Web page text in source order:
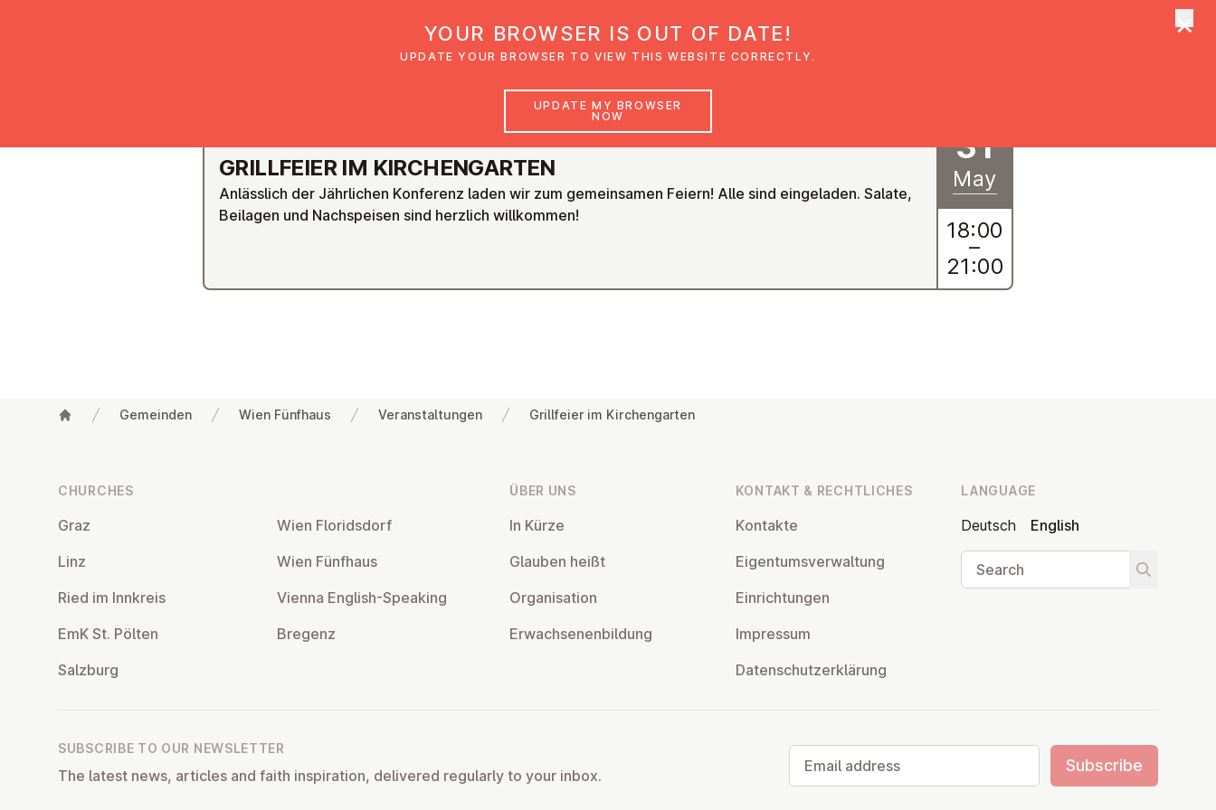
Gemeinden Glaubensimpulse News Veranstaltungen
GRILL­FEI­ER IM KIRCHENGARTEN
Anlässlich der Jährlichen Konferenz laden wir zum gemeinsamen Feiern! Alle sind eingeladen. Salate,
Beilagen und Nachspeisen sind herzlich willkommen!
31
May
18:00
–
21:00
Gemeinden Wien Fünfhaus Veranstaltungen Grillfeier im Kirchengarten
CHURCHES
Graz
Linz
Ried im Innkreis
EmK St. Pölten
Salzburg
Wien Flor­idsdorf
Wien Fünfhaus
Vienna English-Speaking
Bregenz
ÜBER UNS
In Kürze
Glauben heißt
Or­gan­isa­tion
Er­wach­sen­en­bildung
KONTAKT & RECHT­LICHES
Kontakte
Ei­gentums­ver­wal­tung
Ein­rich­tun­gen
Impressum
Datens­chutzerklärung
LANGUAGE
Deutsch
English
Search
Start
SUBSCRIBE TO OUR NEWSLETTER
The latest news, articles and faith inspiration, delivered regularly to your inbox.
Subscribe
YOUR BROWSER IS OUT OF DATE!
UPDATE YOUR BROWSER TO VIEW THIS WEBSITE CORRECTLY.
UPDATE MY BROWSER
NOW
×